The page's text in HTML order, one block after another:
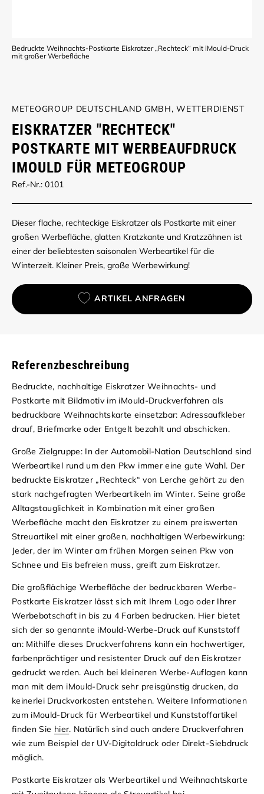
Bedruckte Weihnachts-Postkarte Eiskratzer „Rechteck“ mit iMould-Druck
mit großer Werbefläche
METEOGROUP DEUTSCHLAND GMBH, WETTERDIENST
EISKRATZER "RECHTECK"
POSTKARTE MIT WERBEAUFDRUCK
IMOULD FÜR METEOGROUP
Ref.-Nr.: 0101
Dieser flache, rechteckige Eiskratzer als Postkarte mit einer
großen Werbefläche, glatten Kratzkante und Kratzzähnen ist
einer der beliebtesten saisonalen Werbeartikel für die
Winterzeit. Kleiner Preis, große Werbewirkung!
ARTIKEL ANFRAGEN
Referenzbeschreibung
Bedruckte, nachhaltige Eiskratzer Weihnachts- und
Postkarte mit Bildmotiv im iMould-Druckverfahren als
bedruckbare Weihnachtskarte einsetzbar: Adressaufkleber
drauf, Briefmarke oder Entgelt bezahlt und abschicken.
Große Zielgruppe: In der Automobil-Nation Deutschland sind
Werbeartikel rund um den Pkw immer eine gute Wahl. Der
bedruckte Eiskratzer „Rechteck“ von Lerche gehört zu den
stark nachgefragten Werbeartikeln im Winter. Seine große
Alltagstauglichkeit in Kombination mit einer großen
Werbefläche macht den Eiskratzer zu einem preiswerten
Streuartikel mit einer großen, nachhaltigen Werbewirkung:
Jeder, der im Winter am frühen Morgen seinen Pkw von
Schnee und Eis befreien muss, greift zum Eiskratzer.
Die großflächige Werbefläche der bedruckbaren Werbe-
Postkarte Eiskratzer lässt sich mit Ihrem Logo oder Ihrer
Werbebotschaft in bis zu 4 Farben bedrucken. Hier bietet
sich der so genannte iMould-Werbe-Druck auf Kunststoff
an: Mithilfe dieses Druckverfahrens kann ein hochwertiger,
farbenprächtiger und resistenter Druck auf den Eiskratzer
gedruckt werden. Auch bei kleineren Werbe-Auflagen kann
man mit dem iMould-Druck sehr preisgünstig drucken, da
keinerlei Druckvorkosten entstehen. Weitere Informationen
zum iMould-Druck für Werbeartikel und Kunststoffartikel
finden Sie hier. Natürlich sind auch andere Druckverfahren
wie zum Beispiel der UV-Digitaldruck oder Direkt-Siebdruck
möglich.
Postkarte Eiskratzer als Werbeartikel und Weihnachtskarte